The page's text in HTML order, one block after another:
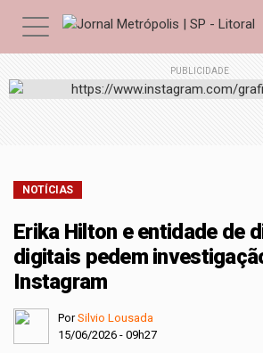
PUBLICIDADE
NOTÍCIAS
Erika Hilton e entidade de
digitais pedem
Instagram
PorSilvio Lousada
15/06/2026 - 09h27